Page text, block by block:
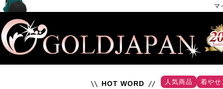
マ
HOT WORD
人気商品
着やせ